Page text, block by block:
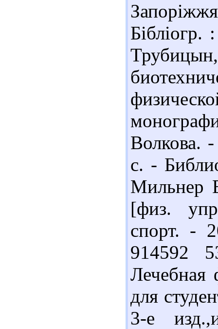
Волкова.
с. -
Мильнер
[физ.
спорт. -
914592
Лечебная
для
3-е